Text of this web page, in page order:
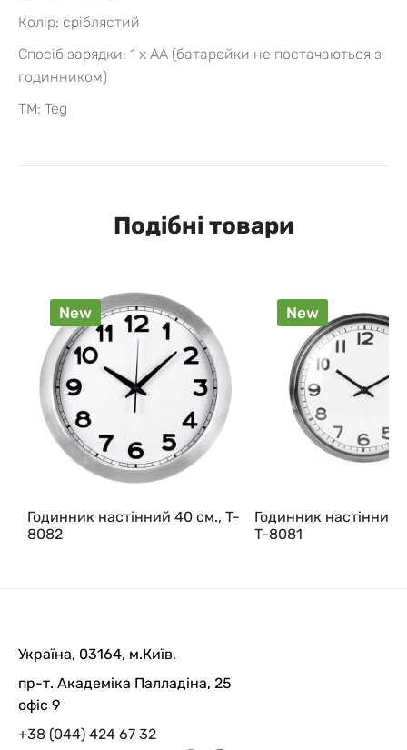
Колір: сріблястий
Спосіб зарядки: 1 x AA (батарейки не постачаються з
годинником)
ТМ: Teg
Подібні товари
New
Годинник настінний 40 см., T-
8082
New
Годинник настінний
T-8081
Україна, 03164, м.Київ,
пр-т. Академіка Палладіна, 25
офіс 9
+38 (044) 424 67 32